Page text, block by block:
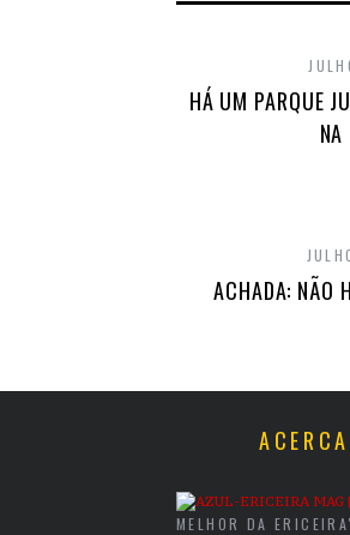
HÁ UM PARQUE
ACHADA: NÃO
MELHOR DA